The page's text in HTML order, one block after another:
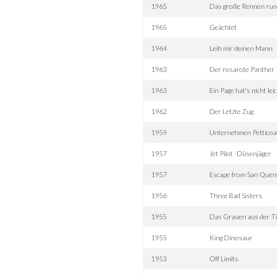
1965 Das große Rennen
1965 Geächtet
1964 Leih mir deinen Mann
1963 Der rosarote Panther
1963 Ein Page hat's nicht
1962 Der Letzte Zug
1959 Unternehmen
1957 Jet Pilot -Düsenjäger
1957 Escape from San
1956 Three Bad Sisters
1955 Das Grauen aus der
1955 King Dinosaur
1953 Off Limits